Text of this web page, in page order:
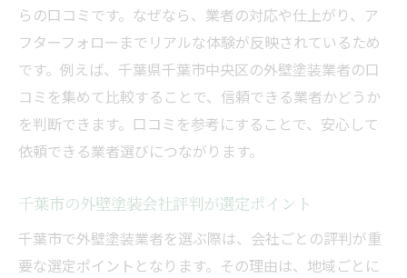
らの口コミです。なぜなら、業者の対応や仕上がり、ア
フターフォローまでリアルな体験が反映されているため
です。例えば、千葉県千葉市中央区の外壁塗装業者の口
コミを集めて比較することで、信頼できる業者かどうか
を判断できます。口コミを参考にすることで、安心して
依頼できる業者選びにつながります。
千葉市の外壁塗装会社評判が選定ポイント
千葉市で外壁塗装業者を選ぶ際は、会社ごとの評判が重
要な選定ポイントとなります。その理由は、地域ごとに